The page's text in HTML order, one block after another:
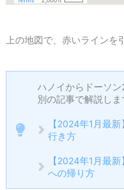
上の地図で、赤いラインを
ハノイからドーソン
別の記事で解説しま
【2024年1月最
行き方
【2024年1月最
への帰り方